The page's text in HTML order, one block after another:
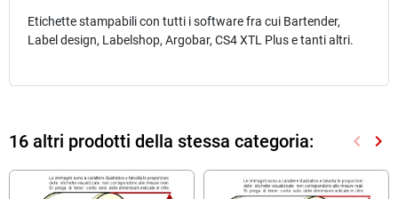
Etichette stampabili con tutti i software fra cui Bartender,
Label design, Labelshop, Argobar, CS4 XTL Plus e tanti altri.
16 altri prodotti della stessa categoria: keyboard_arrow_left keyboard_arrow_right